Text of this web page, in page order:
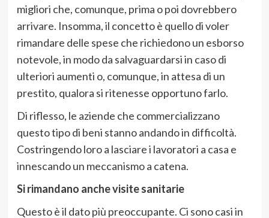
migliori che, comunque, prima o poi dovrebbero
arrivare. Insomma, il concetto è quello di voler
rimandare delle spese che richiedono un esborso
notevole, in modo da salvaguardarsi in caso di
ulteriori aumenti o, comunque, in attesa di un
prestito, qualora si ritenesse opportuno farlo.
Di riflesso, le aziende che commercializzano
questo tipo di beni stanno andando in difficoltà.
Costringendo loro a lasciare i lavoratori a casa e
innescando un meccanismo a catena.
Si rimandano anche visite sanitarie
Questo è il dato più preoccupante. Ci sono casi in